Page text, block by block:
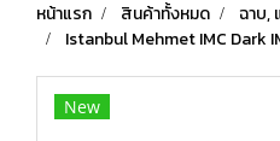
หน้าแรก สินค้าทั้งหมด ฉาบ,
Istanbul Mehmet IMC Dark
New